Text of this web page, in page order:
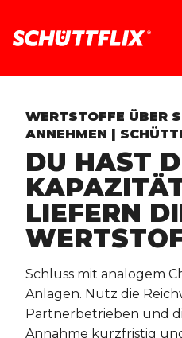
WERTSTOFFE ÜBER
ANNEHMEN |
DU HAST
LIEFERN
Schluss mit analogem
Anlagen. Nutz die
Partnerbetrieben und
Annahme kurzfristig